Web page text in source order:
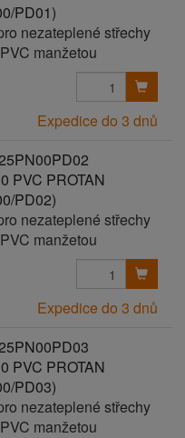
PD01)
nezateplené střechy
manžetou
Expedice do 3 dnů
PVC PROTAN
PD02)
nezateplené střechy
manžetou
Expedice do 3 dnů
PVC PROTAN
PD03)
nezateplené střechy
manžetou